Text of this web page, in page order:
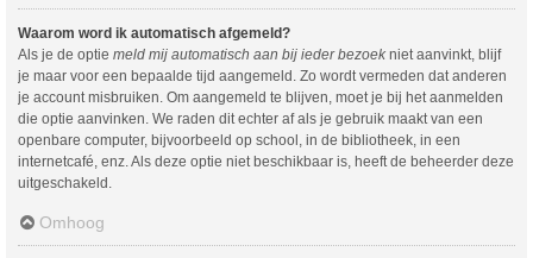
Waarom word ik automatisch afgemeld?
Als je de optie meld mij automatisch aan bij ieder bezoek niet aanvinkt, blijf
je maar voor een bepaalde tijd aangemeld. Zo wordt vermeden dat anderen
je account misbruiken. Om aangemeld te blijven, moet je bij het aanmelden
die optie aanvinken. We raden dit echter af als je gebruik maakt van een
openbare computer, bijvoorbeeld op school, in de bibliotheek, in een
internetcafé, enz. Als deze optie niet beschikbaar is, heeft de beheerder deze
uitgeschakeld.
Omhoog